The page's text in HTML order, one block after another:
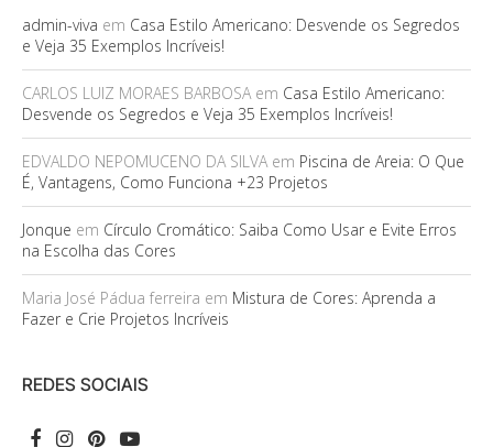
admin-viva em Casa Estilo Americano: Desvende os Segredos
e Veja 35 Exemplos Incríveis!
CARLOS LUIZ MORAES BARBOSAem Casa Estilo Americano:
Desvende os Segredos e Veja 35 Exemplos Incríveis!
EDVALDO NEPOMUCENO DA SILVAem Piscina de Areia: O Que
É, Vantagens, Como Funciona +23 Projetos
Jonque em Círculo Cromático: Saiba Como Usar e Evite Erros
na Escolha das Cores
Maria José Pádua ferreira em Mistura de Cores: Aprenda a
Fazer e Crie Projetos Incríveis
REDES SOCIAIS